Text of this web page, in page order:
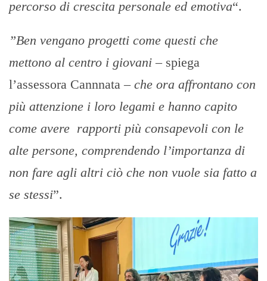
percorso di crescita personale ed emotiva“.
”Ben vengano progetti come questi che
mettono al centro i giovani – spiega
l’assessora Cannnata – che ora affrontano con
più attenzione i loro legami e hanno capito
come avere rapporti più consapevoli con le
alte persone, comprendendo l’importanza di
non fare agli altri ciò che non vuole sia fatto a
se stessi”.